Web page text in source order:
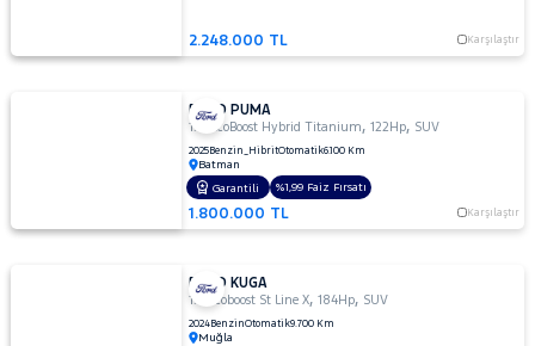
2.248.000 TL Karşılaştır
FORD PUMA
1.0 EcoBoost Hybrid Titanium,122Hp, SUV
2025Benzin_HibritOtomatik6.100 Km
Batman
1.800.000 TL Karşılaştır
Garantili %1,99 Faiz Fırsatı
FORD KUGA
1.5 Ecoboost St Line X,184Hp, SUV
2024BenzinOtomatik9.700 Km
Muğla